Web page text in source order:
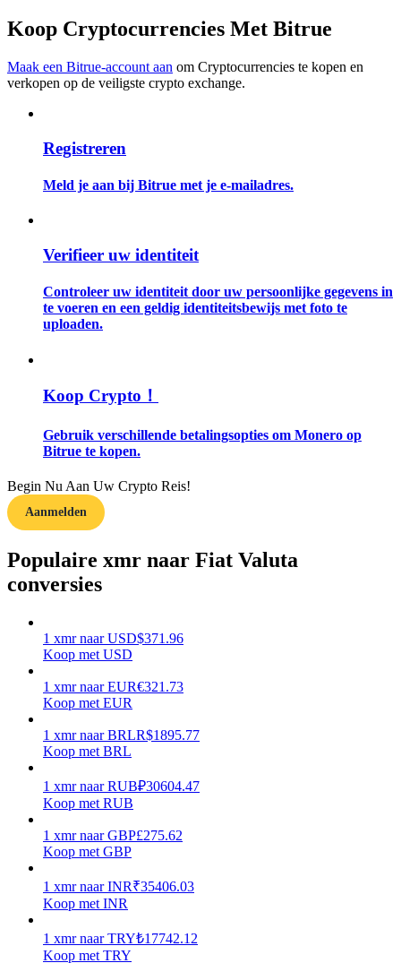
Leer hoe u winstgevend kunt blijven
Verdienen
Macht varkentje
Verdien dagelijks competitieve beloningen
Koop Cryptocurrencies Met Bitrue
Maak een Bitrue-account aan om Cryptocurrencies te kopen en
verkopen op de veiligste crypto exchange.
Registreren
Meld je aan bij Bitrue met je e-mailadres.
Verifieer uw identiteit
Controleer uw identiteit door uw persoonlijke gegevens in
te voeren en een geldig identiteitsbewijs met foto te
uploaden.
Koop Crypto！
Gebruik verschillende betalingsopties om Monero op
Bitrue te kopen.
Begin Nu Aan Uw Crypto Reis!
Aanmelden
Populaire xmr naar Fiat Valuta
conversies
1 xmr naar USD$371.96
Koop met USD
1 xmr naar EUR€321.73
Koop met EUR
1 xmr naar BRLR$1895.77
Koop met BRL
1 xmr naar RUB₽30604.47
Koop met RUB
1 xmr naar GBP£275.62
Koop met GBP
1 xmr naar INR₹35406.03
Koop met INR
1 xmr naar TRY₺17742.12
Koop met TRY